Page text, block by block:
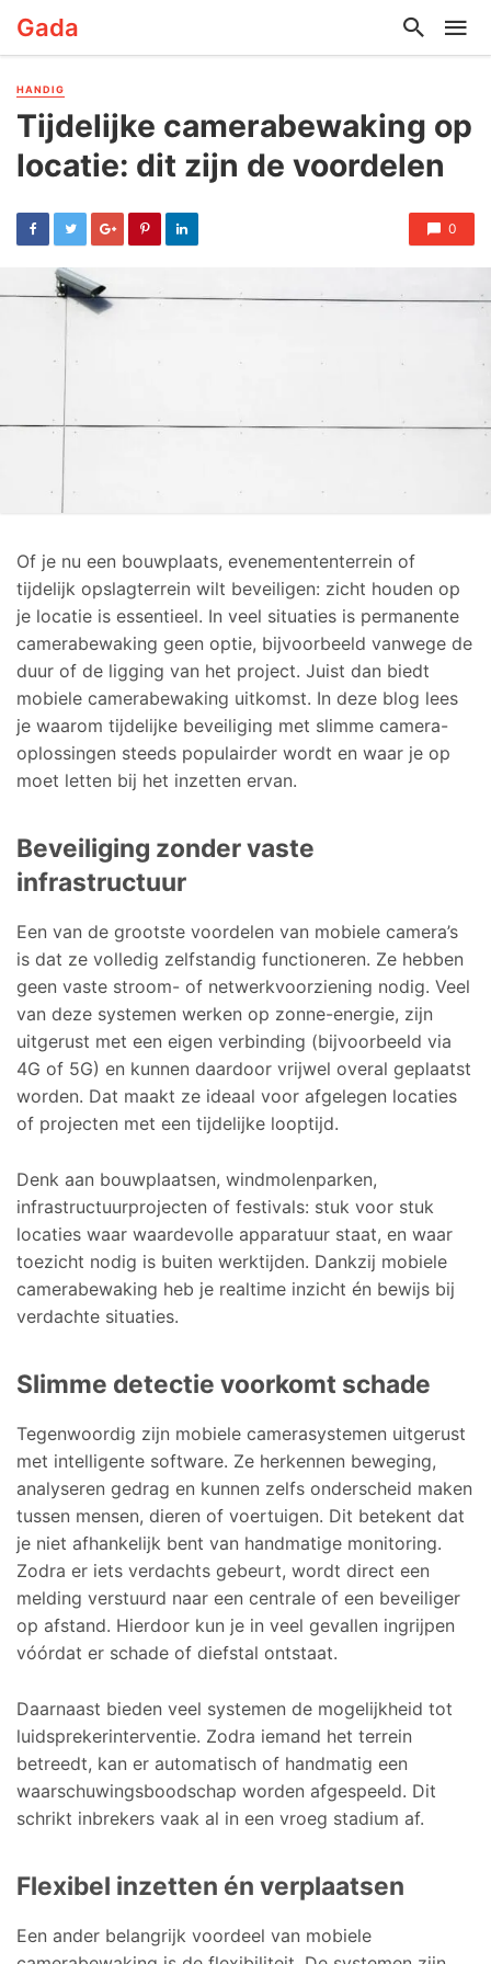
Gada
HANDIG
Tijdelijke camerabewaking op
locatie: dit zijn de voordelen
0
Of je nu een bouwplaats, evenemententerrein of
tijdelijk opslagterrein wilt beveiligen: zicht houden op
je locatie is essentieel. In veel situaties is permanente
camerabewaking geen optie, bijvoorbeeld vanwege de
duur of de ligging van het project. Juist dan biedt
mobiele camerabewaking uitkomst. In deze blog lees
je waarom tijdelijke beveiliging met slimme camera-
oplossingen steeds populairder wordt en waar je op
moet letten bij het inzetten ervan.
Beveiliging zonder vaste
infrastructuur
Een van de grootste voordelen van mobiele camera’s
is dat ze volledig zelfstandig functioneren. Ze hebben
geen vaste stroom- of netwerkvoorziening nodig. Veel
van deze systemen werken op zonne-energie, zijn
uitgerust met een eigen verbinding (bijvoorbeeld via
4G of 5G) en kunnen daardoor vrijwel overal geplaatst
worden. Dat maakt ze ideaal voor afgelegen locaties
of projecten met een tijdelijke looptijd.
Denk aan bouwplaatsen, windmolenparken,
infrastructuurprojecten of festivals: stuk voor stuk
locaties waar waardevolle apparatuur staat, en waar
toezicht nodig is buiten werktijden. Dankzij mobiele
camerabewaking heb je realtime inzicht én bewijs bij
verdachte situaties.
Slimme detectie voorkomt schade
Tegenwoordig zijn mobiele camerasystemen uitgerust
met intelligente software. Ze herkennen beweging,
analyseren gedrag en kunnen zelfs onderscheid maken
tussen mensen, dieren of voertuigen. Dit betekent dat
je niet afhankelijk bent van handmatige monitoring.
Zodra er iets verdachts gebeurt, wordt direct een
melding verstuurd naar een centrale of een beveiliger
op afstand. Hierdoor kun je in veel gevallen ingrijpen
vóórdat er schade of diefstal ontstaat.
Daarnaast bieden veel systemen de mogelijkheid tot
luidsprekerinterventie. Zodra iemand het terrein
betreedt, kan er automatisch of handmatig een
waarschuwingsboodschap worden afgespeeld. Dit
schrikt inbrekers vaak al in een vroeg stadium af.
Flexibel inzetten én verplaatsen
Een ander belangrijk voordeel van mobiele